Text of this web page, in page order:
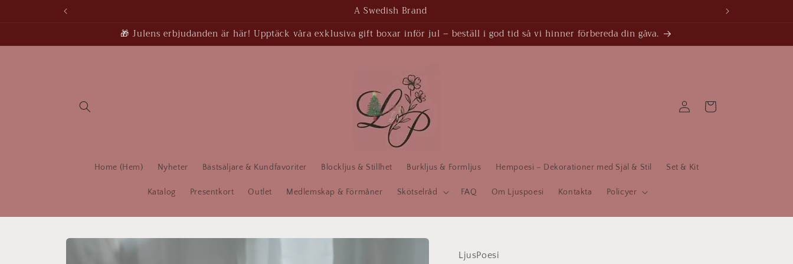
A Swedish Brand
🎁 Julens erbjudanden är här! Upptäck våra exklusiva gift boxar inför jul – beställ i god tid så vi hinner förbereda din gåva.
Home (Hem) Nyheter Bästsäljare & Kundfavoriter Blockljus & Stillhet Burkljus & Formljus Hempoesi – Dekorationer med Själ & Stil Set & Kit
Katalog Presentkort Outlet Medlemskap & Förmåner Skötselråd FAQ Om Ljuspoesi Kontakta Policyer
in
Varukorg
Gå vidare till
LjusPoesi